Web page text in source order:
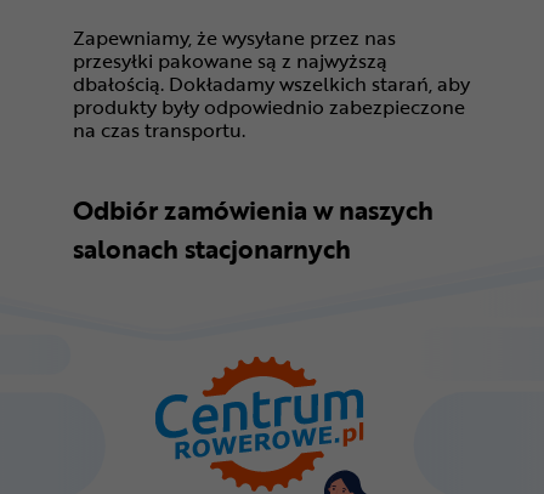
Zapewniamy, że wysyłane przez nas
przesyłki pakowane są z najwyższą
dbałością. Dokładamy wszelkich starań, aby
produkty były odpowiednio zabezpieczone
na czas transportu.
Odbiór zamówienia w naszych
salonach stacjonarnych